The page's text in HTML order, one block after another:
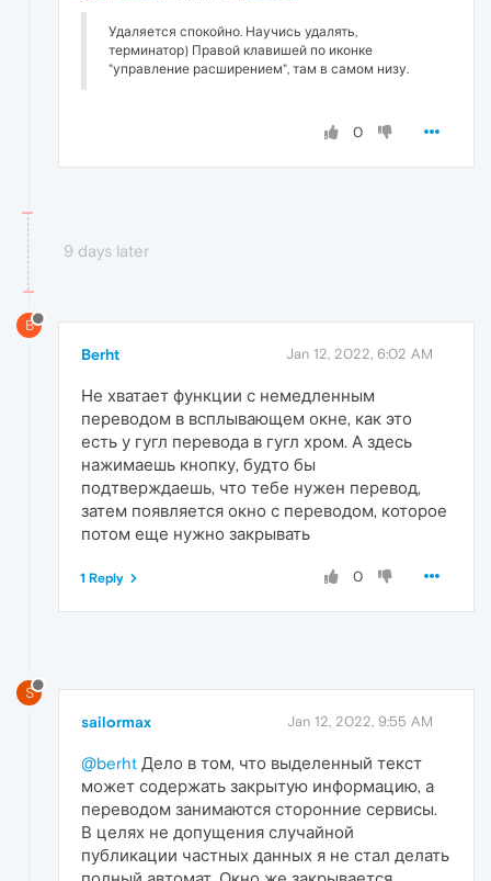
Удаляется спокойно. Научись удалять,
терминатор) Правой клавишей по иконке
"управление расширением", там в самом низу.
0
9 days later
B
Berht Jan 12, 2022, 6:02 AM
Не хватает функции с немедленным
переводом в всплывающем окне, как это
есть у гугл перевода в гугл хром. А здесь
нажимаешь кнопку, будто бы
подтверждаешь, что тебе нужен перевод,
затем появляется окно с переводом, которое
потом еще нужно закрывать
0
1 Reply
S
sailormax Jan 12, 2022, 9:55 AM
@berht Дело в том, что выделенный текст
может содержать закрытую информацию, а
переводом занимаются сторонние сервисы.
В целях не допущения случайной
публикации частных данных я не стал делать